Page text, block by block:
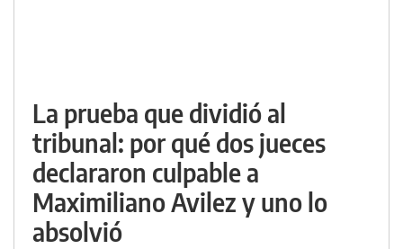
La prueba que dividió al
tribunal: por qué dos jueces
declararon culpable a
Maximiliano Avilez y uno lo
absolvió